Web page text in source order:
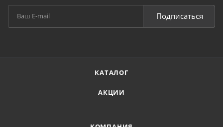
Подписаться
КАТАЛОГ
АКЦИИ